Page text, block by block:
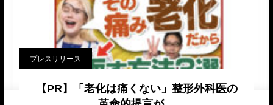
プレスリリース
【PR】「老化は痛くない」整形外科医の